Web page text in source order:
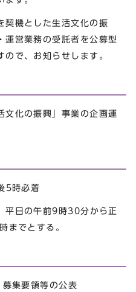
機とした生活文化の振
運営業務の受託者を公募型
で、お知らせします。
文化の振興」事業の企画運
5時必着
日の午前9時30分から正
までとする。
集要領等の公表